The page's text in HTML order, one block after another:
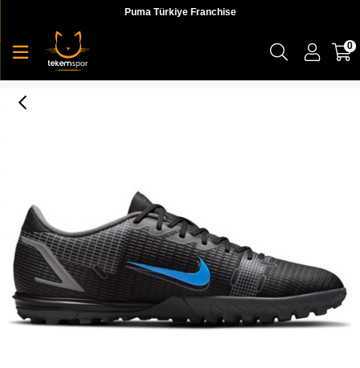
Puma Türkiye Franchise
0